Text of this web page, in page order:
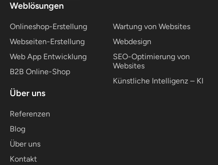
Weblösungen
Onlineshop-Erstellung
Webseiten-Erstellung
Web App Entwicklung
B2B Online-Shop
Wartung von Websites
Webdesign
SEO-Optimierung von
Websites
Künstliche Intelligenz – KI
Über uns
Referenzen
Blog
Über uns
Kontakt